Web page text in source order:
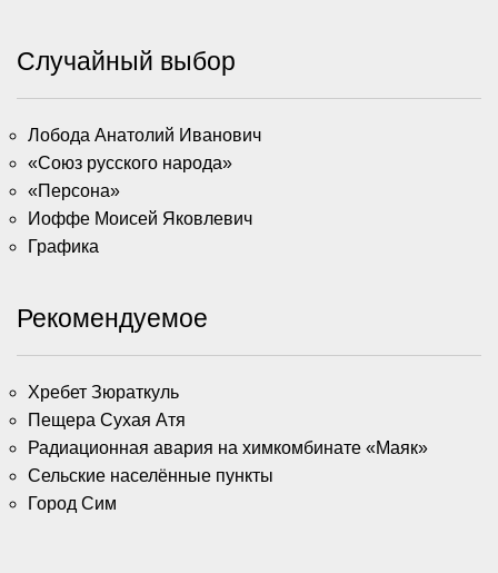
Случайный выбор
Лобода Анатолий Иванович
«Союз русского народа»
«Персона»
Иоффе Моисей Яковлевич
Графика
Рекомендуемое
Хребет Зюраткуль
Пещера Сухая Атя
Радиационная авария на химкомбинате «Маяк»
Сельские населённые пункты
Город Сим